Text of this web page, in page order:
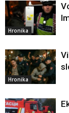
Hronika
Hronika